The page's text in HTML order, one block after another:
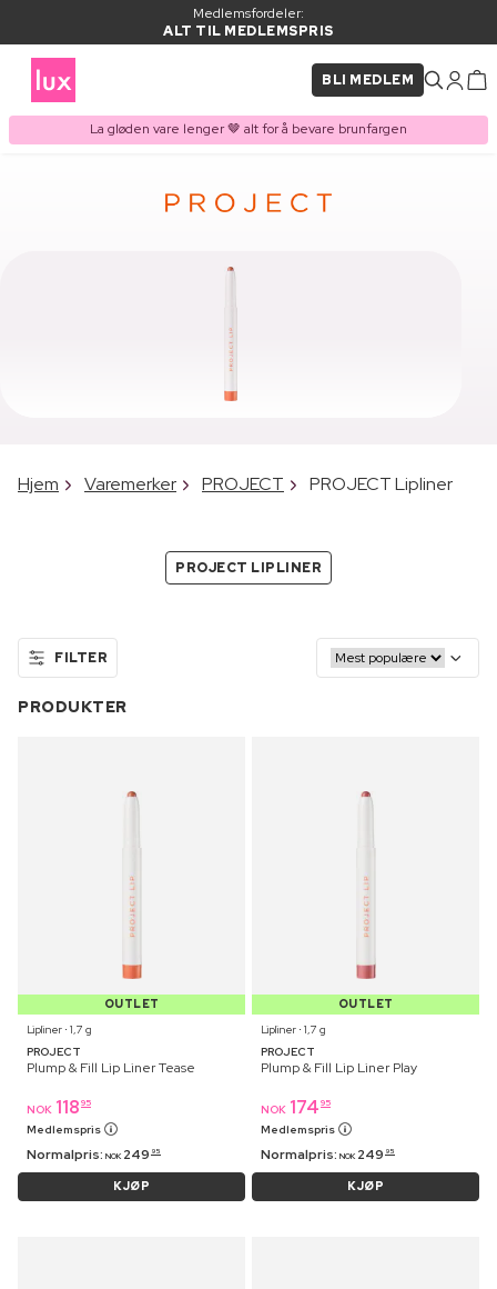
Medlemsfordeler:
ALT TIL MEDLEMSPRIS
BLI MEDLEM
La gløden vare lenger 🤎 alt for å bevare brunfargen
Hjem Varemerker PROJECT PROJECT Lipliner
PROJECT LIPLINER
FILTER
PRODUKTER
OUTLET
Lipliner ⋅ 1,7 g
PROJECT
Plump & Fill Lip Liner Tease
NOK 118 95
Medlemspris
Normalpris: NOK 249 95
KJØP
OUTLET
Lipliner ⋅ 1,7 g
PROJECT
Plump & Fill Lip Liner Play
NOK 174 95
Medlemspris
Normalpris: NOK 249 95
KJØP